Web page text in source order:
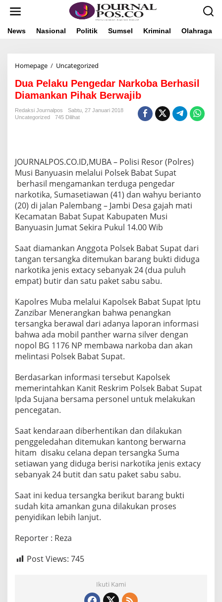
News Nasional Politik Sumsel Kriminal Olahraga
Homepage / Uncategorized
a
P
e
l
n
g
e
a
r
N
a
k
o
b
a
B
e
r
h
a
s
i
l
D
i
m
a
n
k
P
h
a
k
B
r
w
a
j
Dua Pelaku Pengedar Narkoba Berhasil
Diamankan Pihak Berwajib
Redaksi Journalpos
Sabtu, 27 Januari 2018
Uncategorized
745 Dilihat
JOURNALPOS.CO.ID,MUBA – Polisi Resor (Polres)
Musi Banyuasin melalui Polsek Babat Supat
berhasil mengamankan terduga pengedar
narkotika, Sumasetiawan (41) dan wahyu berianto
(20) di jalan Palembang – Jambi Desa gajah mati
Kecamatan Babat Supat Kabupaten Musi
Banyuasin Jumat Sekira Pukul 14.00 Wib
Saat diamankan Anggota Polsek Babat Supat dari
tangan tersangka ditemukan barang bukti diduga
narkotika jenis extacy sebanyak 24 (dua puluh
empat) butir dan satu paket sabu sabu.
Kapolres Muba melalui Kapolsek Babat Supat Iptu
Zanzibar Menerangkan bahwa penangkan
tersangka berawal dari adanya laporan informasi
bahwa ada mobil panther warna silver dengan
nopol BG 1176 NP membawa narkoba dan akan
melintasi Polsek Babat Supat.
Berdasarkan informasi tersebut Kapolsek
memerintahkan Kanit Reskrim Polsek Babat Supat
Ipda Sujana bersama personel untuk melakukan
pencegatan.
Saat kendaraan diberhentikan dan dilakukan
penggeledahan ditemukan kantong berwarna
hitam disaku celana depan tersangka Suma
setiawan yang diduga berisi narkotika jenis extacy
sebanyak 24 butit dan satu paket sabu sabu.
Saat ini kedua tersangka berikut barang bukti
sudah kita amankan guna dilakukan proses
penyidikan lebih lanjut.
Reporter : Reza
Post Views: 745
Ikuti Kami